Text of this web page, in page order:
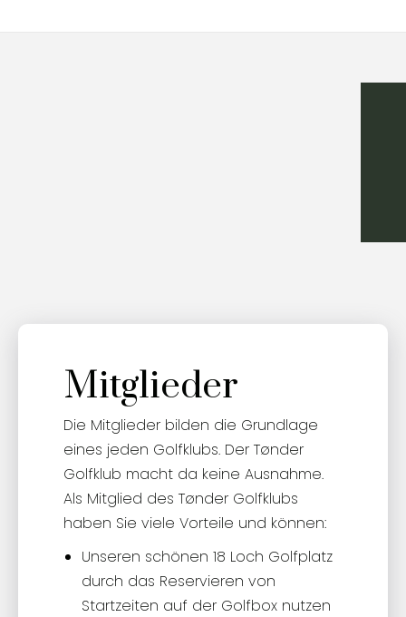
Mitglieder
Die Mitglieder bilden die Grundlage
eines jeden Golfklubs. Der Tønder
Golfklub macht da keine Ausnahme.
Als Mitglied des Tønder Golfklubs
haben Sie viele Vorteile und können:
Unseren schönen 18 Loch Golfplatz
durch das Reservieren von
Startzeiten auf der Golfbox nutzen